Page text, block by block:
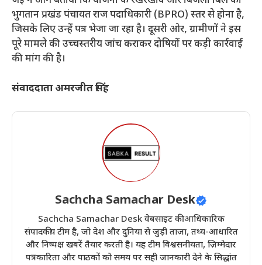
भुगतान प्रखंड पंचायत राज पदाधिकारी (BPRO) स्तर से होना है,
जिसके लिए उन्हें पत्र भेजा जा रहा है। दूसरी ओर, ग्रामीणों ने इस
पूरे मामले की उच्चस्तरीय जांच कराकर दोषियों पर कड़ी कार्रवाई
की मांग की है।
संवाददाता अमरजीत सिंह
Sachcha Samachar Desk
Sachcha Samachar Desk वेबसाइट की आधिकारिक
संपादकीय टीम है, जो देश और दुनिया से जुड़ी ताज़ा, तथ्य-आधारित
और निष्पक्ष खबरें तैयार करती है। यह टीम विश्वसनीयता, ज़िम्मेदार
पत्रकारिता और पाठकों को समय पर सही जानकारी देने के सिद्धांत